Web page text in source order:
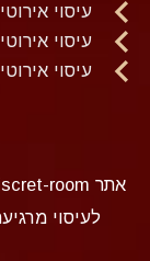
עיסוי
עיסוי
עיסוי
לעיסוי